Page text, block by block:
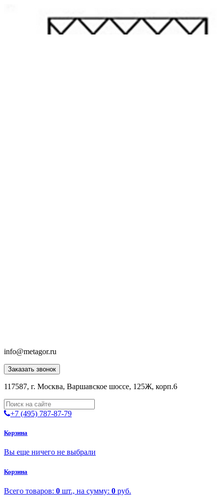
info@metagor.ru
Заказать звонок
117587, г. Москва, Варшавское шоссе, 125Ж, корп.6
+7 (495) 787-87-79
Корзина
Вы еще ничего не выбрали
Корзина
Всего товаров: 0 шт., на сумму: 0 руб.